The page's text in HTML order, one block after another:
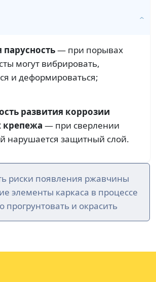
— при порывах
могут вибрировать,
и деформироваться;
развития коррозии
крепежа — при сверлении
нарушается защитный слой.
риски появления ржавчины
элементы каркаса в процессе
прогрунтовать и окрасить